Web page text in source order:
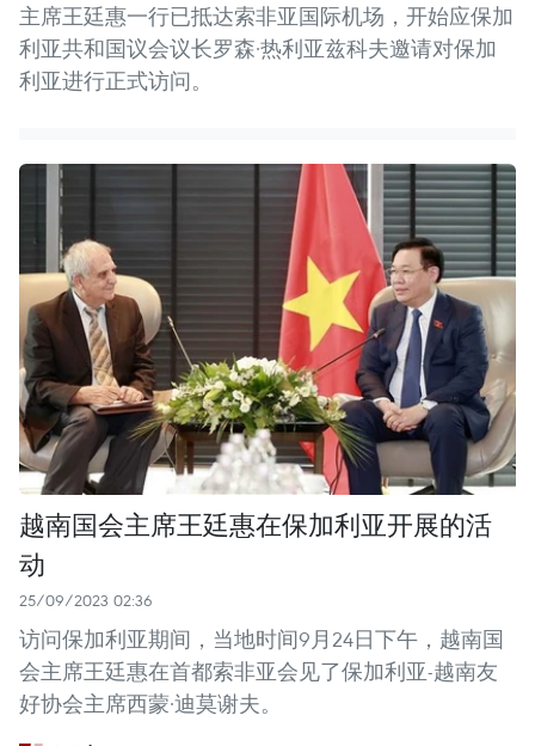
主席王廷惠一行已抵达索非亚国际机场，开始应保加
利亚共和国议会议长罗森·热利亚兹科夫邀请对保加
利亚进行正式访问。
越南国会主席王廷惠在保加利亚开展的活
动
25/09/2023 02:36
访问保加利亚期间，当地时间9月24日下午，越南国
会主席王廷惠在首都索非亚会见了保加利亚-越南友
好协会主席西蒙·迪莫谢夫。